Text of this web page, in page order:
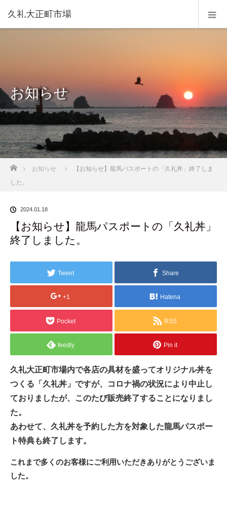
久礼大正町市場
お知らせ
ホーム
お知らせ
【お知らせ】龍馬パスポートの「久礼丼」終了しま
した。
2024.01.18
【お知らせ】龍馬パスポートの「久礼丼」
終了しました。
Tweet Share
+1 Hatena
Pocket RSS
feedly Pin it
久礼大正町市場内で各店の具材を盛ってオリジナル丼を
つくる「久礼丼」ですが、コロナ禍の状況により中止し
ておりましたが、このたび販売終了することになりまし
た。
あわせて、久礼丼を予約した方を対象した龍馬パスポー
ト特典も終了します。
これまで多くのお客様にご利用いただきありがとうございま
した。